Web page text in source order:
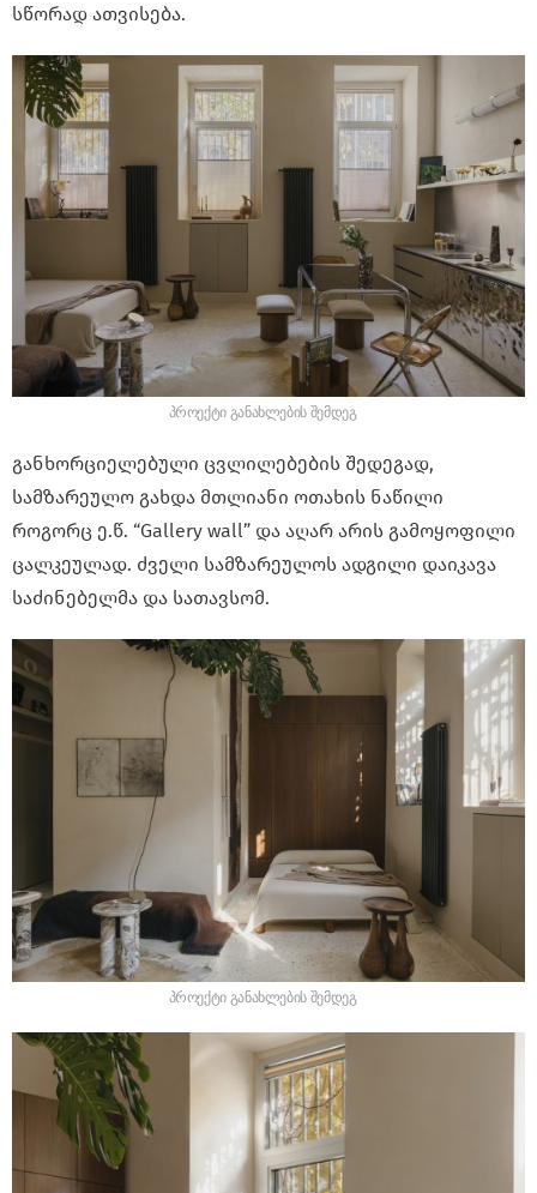
სწორად ათვისება.
პროექტი განახლების შემდეგ
განხორციელებული ცვლილებების შედეგად,
სამზარეულო გახდა მთლიანი ოთახის ნაწილი
როგორც ე.წ. “Gallery wall” და აღარ არის გამოყოფილი
ცალკეულად. ძველი სამზარეულოს ადგილი დაიკავა
საძინებელმა და სათავსომ.
პროექტი განახლების შემდეგ